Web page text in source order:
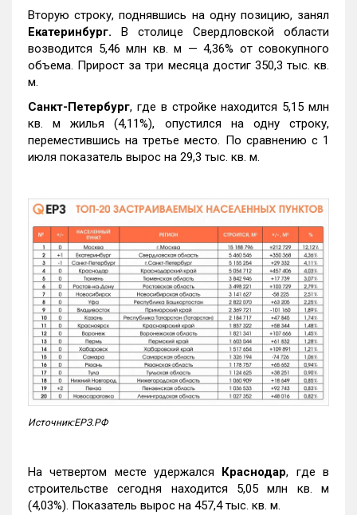
Вторую строку, поднявшись на одну позицию, занял
Екатеринбург. В столице Свердловской области
возводится 5,46 млн кв. м — 4,36% от совокупного
объема. Прирост за три месяца достиг 350,3 тыс. кв.
м.
Санкт-Петербург, где в стройке находится 5,15 млн
кв. м жилья (4,11%), опустился на одну строку,
переместившись на третье место. По сравнению с 1
июля показатель вырос на 29,3 тыс. кв. м.
Источник:ЕРЗ.РФ
На четвертом месте удержался Краснодар, где в
строительстве сегодня находится 5,05 млн кв. м
(4,03%). Показатель вырос на 457,4 тыс. кв. м.